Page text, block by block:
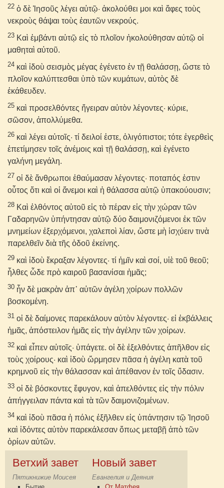
22 ὁ δὲ Ἰησοῦς λέγει αὐτῷ· ἀκολούθει μοι καὶ ἄφες τοὺς
νεκροὺς θάψαι τοὺς ἑαυτῶν νεκρούς.
23 Καὶ ἐμβάντι αὐτῷ εἰς τὸ πλοῖον ἠκολούθησαν αὐτῷ οἱ
μαθηταὶ αὐτοῦ.
24 καὶ ἰδοὺ σεισμὸς μέγας ἐγένετο ἐν τῇ θαλάσσῃ, ὥστε τὸ
πλοῖον καλύπτεσθαι ὑπὸ τῶν κυμάτων, αὐτὸς δὲ
ἐκάθευδεν.
25 καὶ προσελθόντες ἤγειραν αὐτὸν λέγοντες· κύριε,
σῶσον, ἀπολλύμεθα.
26 καὶ λέγει αὐτοῖς· τί δειλοί ἐστε, ὀλιγόπιστοι; τότε ἐγερθεὶς
ἐπετίμησεν τοῖς ἀνέμοις καὶ τῇ θαλάσσῃ, καὶ ἐγένετο
γαλήνη μεγάλη.
27 οἱ δὲ ἄνθρωποι ἐθαύμασαν λέγοντες· ποταπός ἐστιν
οὗτος ὅτι καὶ οἱ ἄνεμοι καὶ ἡ θάλασσα αὐτῷ ὑπακούουσιν;
28 Καὶ ἐλθόντος αὐτοῦ εἰς τὸ πέραν εἰς τὴν χώραν τῶν
Γαδαρηνῶν ὑπήντησαν αὐτῷ δύο δαιμονιζόμενοι ἐκ τῶν
μνημείων ἐξερχόμενοι, χαλεποὶ λίαν, ὥστε μὴ ἰσχύειν τινὰ
παρελθεῖν διὰ τῆς ὁδοῦ ἐκείνης.
29 καὶ ἰδοὺ ἔκραξαν λέγοντες· τί ἡμῖν καὶ σοί, υἱὲ τοῦ θεοῦ;
ἦλθες ὧδε πρὸ καιροῦ βασανίσαι ἡμᾶς;
30 ἦν δὲ μακρὰν ἀπ᾽ αὐτῶν ἀγέλη χοίρων πολλῶν
βοσκομένη.
31 οἱ δὲ δαίμονες παρεκάλουν αὐτὸν λέγοντες· εἰ ἐκβάλλεις
ἡμᾶς, ἀπόστειλον ἡμᾶς εἰς τὴν ἀγέλην τῶν χοίρων.
32 καὶ εἶπεν αὐτοῖς· ὑπάγετε. οἱ δὲ ἐξελθόντες ἀπῆλθον εἰς
τοὺς χοίρους· καὶ ἰδοὺ ὥρμησεν πᾶσα ἡ ἀγέλη κατὰ τοῦ
κρημνοῦ εἰς τὴν θάλασσαν καὶ ἀπέθανον ἐν τοῖς ὕδασιν.
33 οἱ δὲ βόσκοντες ἔφυγον, καὶ ἀπελθόντες εἰς τὴν πόλιν
ἀπήγγειλαν πάντα καὶ τὰ τῶν δαιμονιζομένων.
34 καὶ ἰδοὺ πᾶσα ἡ πόλις ἐξῆλθεν εἰς ὑπάντησιν τῷ Ἰησοῦ
καὶ ἰδόντες αὐτὸν παρεκάλεσαν ὅπως μεταβῇ ἀπὸ τῶν
ὁρίων αὐτῶν.
Ветхий завет
Пятикнижие Моисея
Новый завет
Евангелия и Деяния